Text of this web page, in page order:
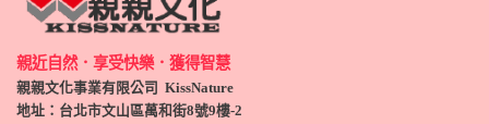
親近自然．享受快樂．獲得智慧
親親文化事業有限公司 KissNature
地址：台北市文山區萬和街8號9樓-2